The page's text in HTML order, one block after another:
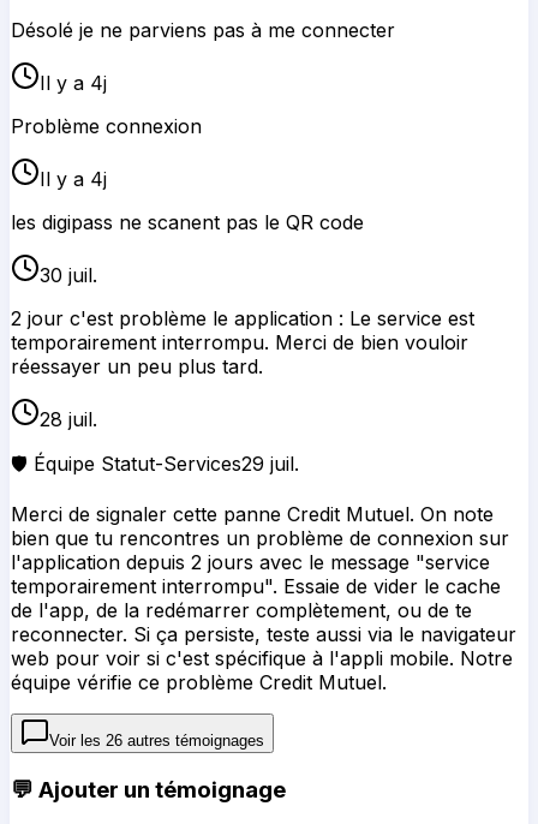
Désolé je ne parviens pas à me connecter
Il y a 4j
Problème connexion
Il y a 4j
les digipass ne scanent pas le QR code
30 juil.
2 jour c'est problème le application : Le service est
temporairement interrompu. Merci de bien vouloir
réessayer un peu plus tard.
28 juil.
🛡️ Équipe Statut-Services29 juil.
Merci de signaler cette panne Credit Mutuel. On note
bien que tu rencontres un problème de connexion sur
l'application depuis 2 jours avec le message "service
temporairement interrompu". Essaie de vider le cache
de l'app, de la redémarrer complètement, ou de te
reconnecter. Si ça persiste, teste aussi via le navigateur
web pour voir si c'est spécifique à l'appli mobile. Notre
équipe vérifie ce problème Credit Mutuel.
Voir les 26 autres témoignages
💬 Ajouter un témoignage